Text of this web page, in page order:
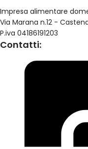
Impresa alimentare
Via Marana n.12 -
P.iva 04186191203
Contatti: